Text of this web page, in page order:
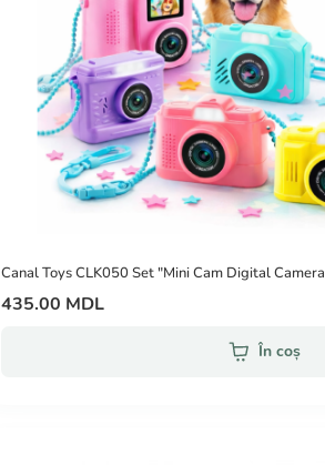
Canal Toys CLK050 Set "Mini Cam Digital
435.00 MDL
În coș